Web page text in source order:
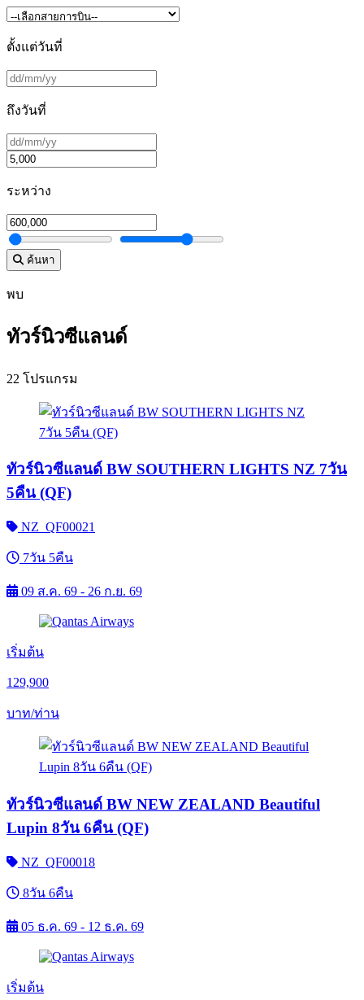
ตั้งแต่วันที่
ถึงวันที่
ระหว่าง
ค้นหา
พบ
ทัวร์นิวซีแลนด์
22 โปรแกรม
ทัวร์นิวซีแลนด์ BW SOUTHERN LIGHTS NZ 7วัน
5คืน (QF)
NZ_QF00021
7วัน 5คืน
09 ส.ค. 69 - 26 ก.ย. 69
เริ่มต้น
129,900
บาท/ท่าน
ทัวร์นิวซีแลนด์ BW NEW ZEALAND Beautiful
Lupin 8วัน 6คืน (QF)
NZ_QF00018
8วัน 6คืน
05 ธ.ค. 69 - 12 ธ.ค. 69
เริ่มต้น